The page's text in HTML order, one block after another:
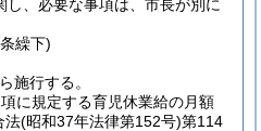
し、必要な事項は、市長が別に
繰下)
施行する。
に規定する育児休業給の月額
法(昭和37年法律第152号)第114